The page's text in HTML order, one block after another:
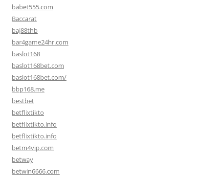
babet555.com
Baccarat
baj88thb
bar4game24hr.com
baslot168
baslot168bet.com
baslot168bet.com/
bbp168.me
bestbet
betflixtikto
betflixtikto.info
betflixtikto.info
betm4vip.com
betway
betwin6666.com